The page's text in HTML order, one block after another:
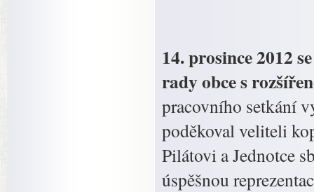
14. prosince 2012
rady obce s
pracovního setkání
poděkoval veliteli
Pilátovi a Jednotce
úspěšnou